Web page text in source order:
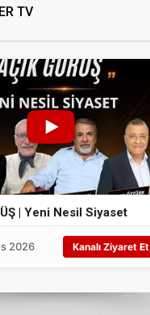
TV
| Yeni Nesil Siyaset
2026 Kanalı Ziyaret Et